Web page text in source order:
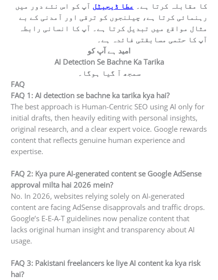
کا مقابلہ کرتا ہے۔ عطا ڈیجیٹل آپ کو اس نئے دور میں
رہنمائی کرتا ہے، چیلنجوں کو ترقی اور آمدنی کے بے
مثال مواقع میں تبدیل کرتا ہے۔ آپ کا انسانی رابطہ
آپ کا حتمی مسابقتی فائدہ ہے۔
امید ہے آپ کو
AI Detection Se Bachne Ka Tarika
سمجھ آ گیا ہوگا۔
FAQ
FAQ 1: AI detection se bachne ka tarika kya hai?
The best approach is Human-Centric SEO using AI only for
initial drafts, then heavily editing with personal insights,
original research, and a clear expert voice. Google rewards
content that reflects genuine human experience and
expertise.
FAQ 2: Kya pure AI-generated content se Google AdSense
approval milta hai 2026 mein?
No. In 2026, websites relying solely on AI-generated
content are facing AdSense disapprovals and traffic drops.
Google’s E-E-A-T guidelines now penalize content that
lacks original human insight and transparency about AI
usage.
FAQ 3: Pakistani freelancers ke liye AI content ka kya risk
hai?